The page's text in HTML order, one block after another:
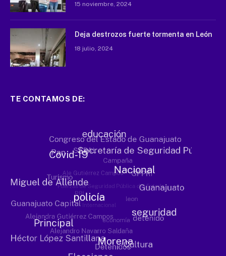
15 noviembre, 2024
Deja destrozos fuerte tormenta en León
18 julio, 2024
TE CONTAMOS DE: